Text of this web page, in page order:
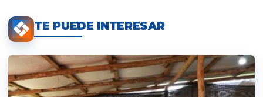
TE PUEDE INTERESAR